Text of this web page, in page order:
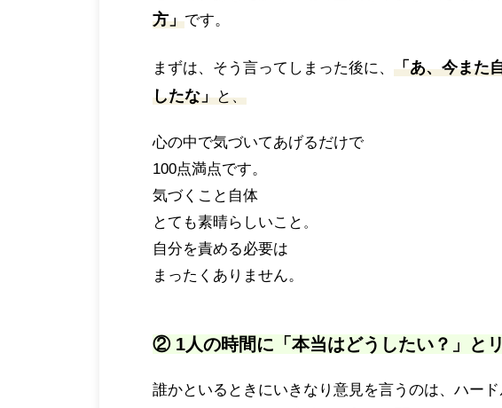
方」です。
まずは、そう言ってしまった後に、 「あ、今また
したな」と、
心の中で気づいてあげるだけで
100点満点です。
気づくこと自体
とても素晴らしいこと 。
自分を責める必要は
まったくありません。
② 1人の時間に「本当はどうしたい？」と
誰かといるときにいきなり意見を言うのは、ハード